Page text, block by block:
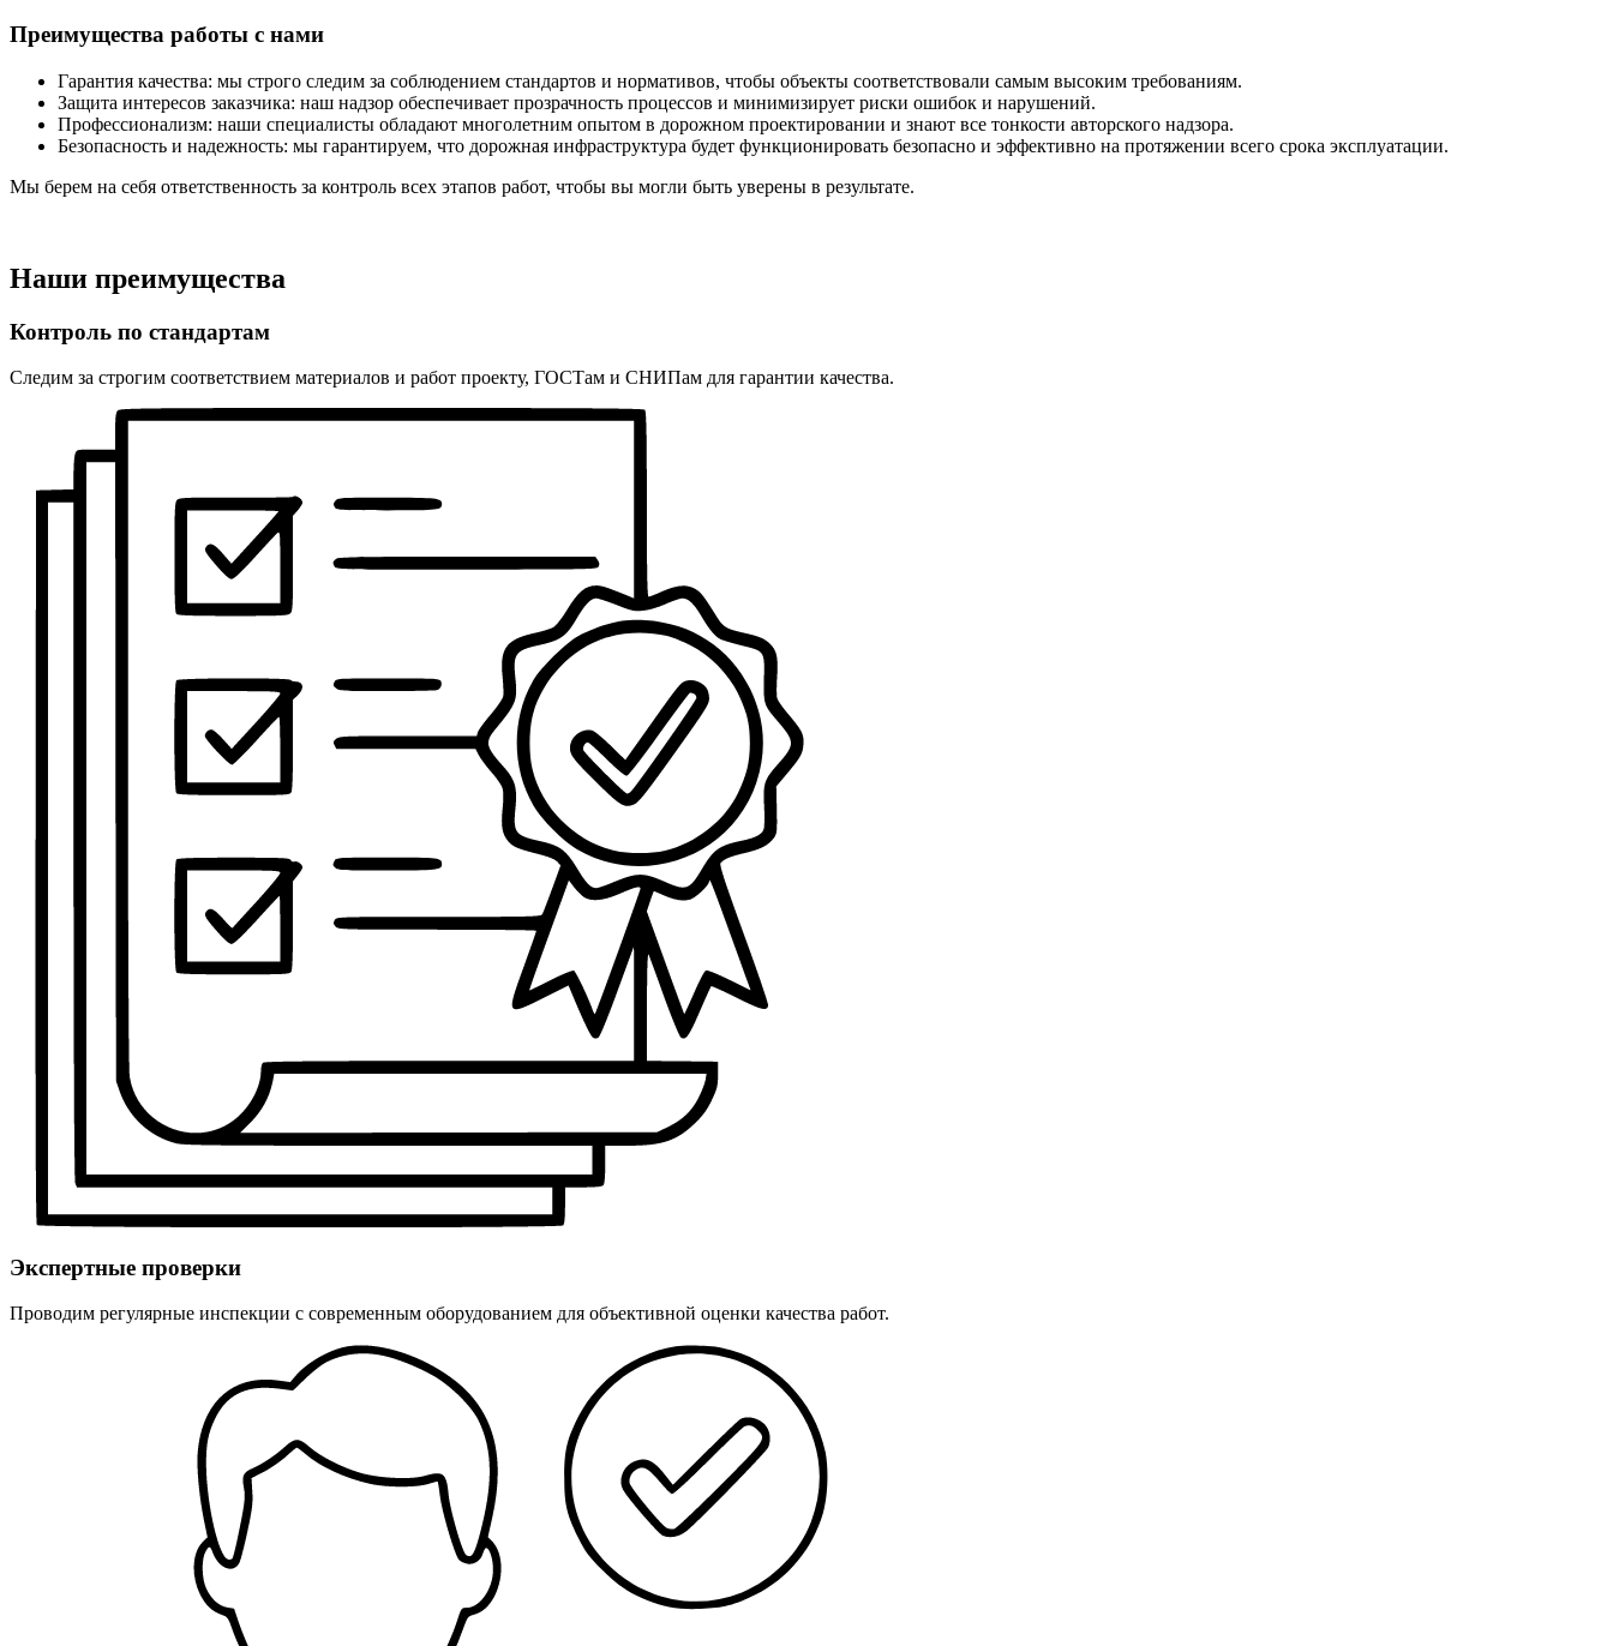
Преимущества работы с нами
Гарантия качества: мы строго следим за соблюдением стандартов и нормативов, чтобы объекты соответствовали самым высоким требованиям.
Защита интересов заказчика: наш надзор обеспечивает прозрачность процессов и минимизирует риски ошибок и нарушений.
Профессионализм: наши специалисты обладают многолетним опытом в дорожном проектировании и знают все тонкости авторского надзора.
Безопасность и надежность: мы гарантируем, что дорожная инфраструктура будет функционировать безопасно и эффективно на протяжении всего срока эксплуатации.
Мы берем на себя ответственность за контроль всех этапов работ, чтобы вы могли быть уверены в результате.
Наши преимущества
Контроль по стандартам
Следим за строгим соответствием материалов и работ проекту, ГОСТам и СНИПам для гарантии качества.
Экспертные проверки
Проводим регулярные инспекции с современным оборудованием для объективной оценки качества работ.